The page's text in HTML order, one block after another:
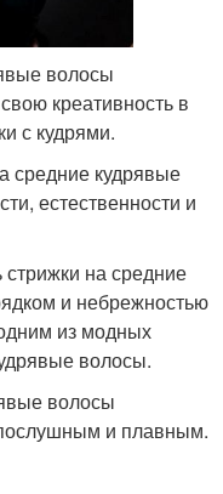
волосы
креативность в
с кудрями.
средние кудрявые
естественности и
на средние
и небрежностью
из модных
волосы.
волосы
и плавным.